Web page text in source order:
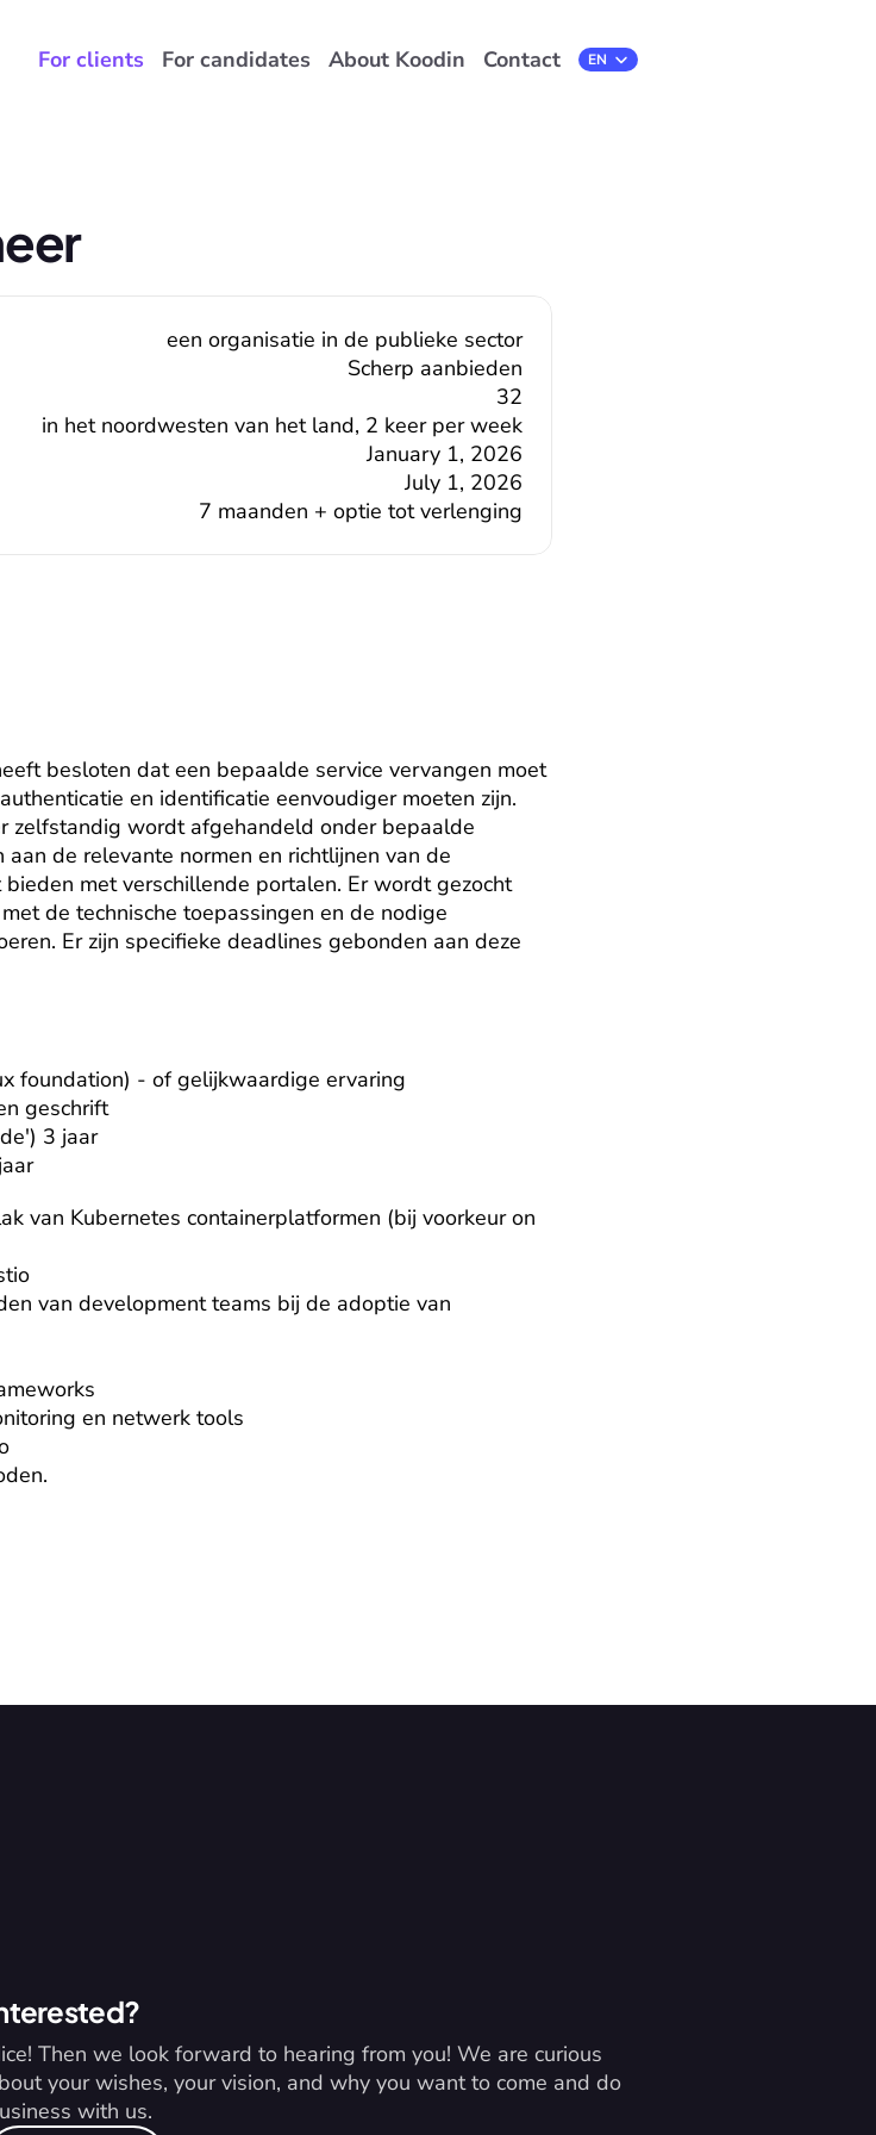
For clients For candidates About Koodin Contact Select Language
EN
January 1, 2026
July 1, 2026
7 maanden + optie tot verlenging
een organisatie in de publieke sector
Scherp aanbieden
32
in het noordwesten van het land, 2 keer per week
besloten dat een bepaalde service vervangen moet
en identificatie eenvoudiger moeten zijn.
zelfstandig wordt afgehandeld onder bepaalde
de relevante normen en richtlijnen van de
met verschillende portalen. Er wordt gezocht
de technische toepassingen en de nodige
Er zijn specifieke deadlines gebonden aan deze
foundation) - of gelijkwaardige ervaring
geschrift
3 jaar
van Kubernetes containerplatformen (bij voorkeur on
van development teams bij de adoptie van
en netwerk tools
Then we look forward to hearing from you! We are curious
your wishes, your vision, and why you want to come and do
with us.